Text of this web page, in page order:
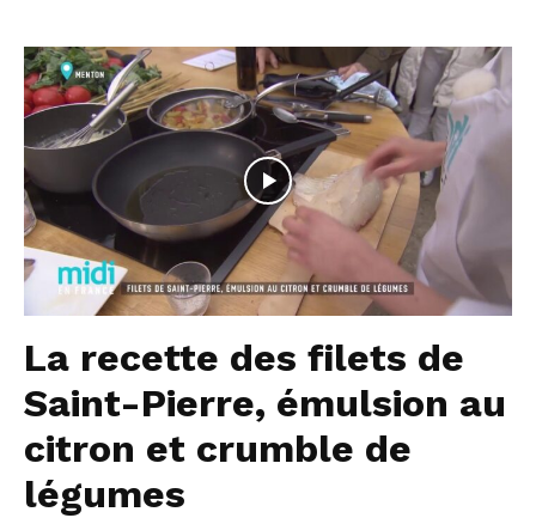
La recette des filets de
Saint-Pierre, émulsion au
citron et crumble de
légumes